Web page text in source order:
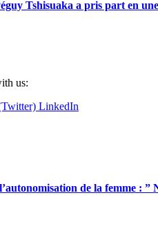
Tshisuaka a pris part en
us:
LinkedIn
de la femme :